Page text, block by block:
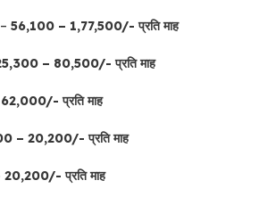
56,100 – 1,77,500/- प्रति माह
– 80,500/- प्रति माह
प्रति माह
– 20,200/- प्रति माह
प्रति माह